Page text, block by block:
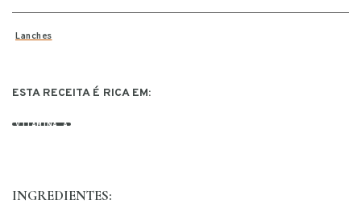
Lanches
ESTA RECEITA É RICA EM:
VITAMINA A
INGREDIENTES: